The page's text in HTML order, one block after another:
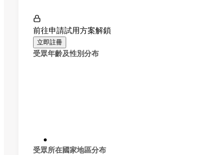
前往申請試用方案解鎖
立即註冊
受眾年齡及性別分布
受眾所在國家地區分布